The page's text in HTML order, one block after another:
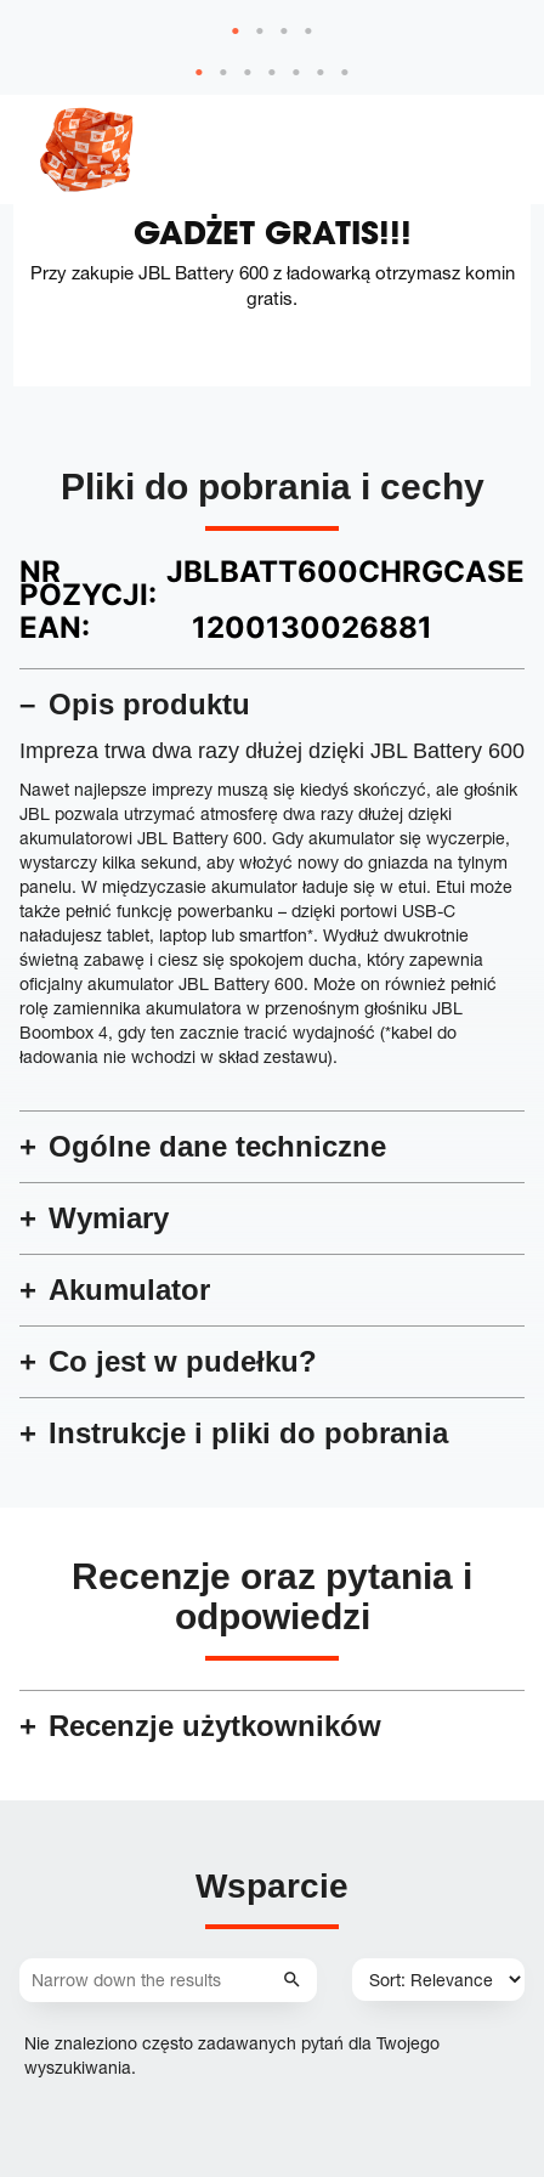
GADŻET GRATIS!!!
Przy zakupie JBL Battery 600 z ładowarką otrzymasz komin
gratis.
Pliki do pobrania i cechy
NR
POZYCJI:
JBLBATT600CHRGCASE
EAN:
1200130026881
Opis produktu
Impreza trwa dwa razy dłużej dzięki JBL Battery 600
Nawet najlepsze imprezy muszą się kiedyś skończyć, ale głośnik
JBL pozwala utrzymać atmosferę dwa razy dłużej dzięki
akumulatorowi JBL Battery 600. Gdy akumulator się wyczerpie,
wystarczy kilka sekund, aby włożyć nowy do gniazda na tylnym
panelu. W międzyczasie akumulator ładuje się w etui. Etui może
także pełnić funkcję powerbanku – dzięki portowi USB-C
naładujesz tablet, laptop lub smartfon*. Wydłuż dwukrotnie
świetną zabawę i ciesz się spokojem ducha, który zapewnia
oficjalny akumulator JBL Battery 600. Może on również pełnić
rolę zamiennika akumulatora w przenośnym głośniku JBL
Boombox 4, gdy ten zacznie tracić wydajność (*kabel do
ładowania nie wchodzi w skład zestawu).
Ogólne dane techniczne
Wymiary
Akumulator
Co jest w pudełku?
Instrukcje i pliki do pobrania
Recenzje oraz pytania i
odpowiedzi
Recenzje użytkowników
Wsparcie
Nie znaleziono często zadawanych pytań dla Twojego
wyszukiwania.